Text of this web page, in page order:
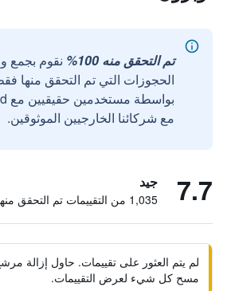
تم التحقق منه 100%
نقوم بجمع
الحجوزات التي تم التحقق منها
مع شركائنا الخارجيين الموثوقين.
7.7 جيد
1,035 من التقييمات تم التحقق منها
لم يتم العثور على تقييمات. حاول إزالة
مسح كل شيء لعرض التقييمات.